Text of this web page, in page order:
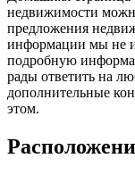
недвижимости
предложения
информации мы не
подробную
рады ответить на
дополнительные
этом.